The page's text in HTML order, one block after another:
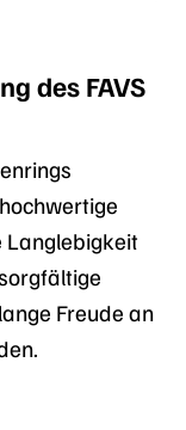
des FAVS
Freude an